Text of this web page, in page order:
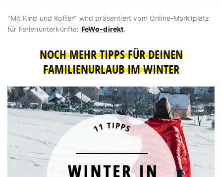
"Mit Kind und Koffer" wird präsentiert vom Online-Marktplatz
für Ferienunterkünfte: FeWo-direkt.
NOCH MEHR TIPPS FÜR DEINEN
FAMILIENURLAUB IM WINTER